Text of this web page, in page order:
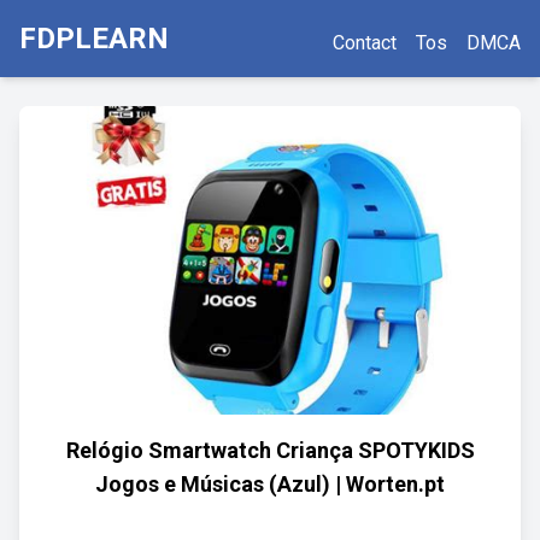
FDPLEARN Contact Tos DMCA
Relógio Smartwatch Criança SPOTYKIDS
Jogos e Músicas (Azul) | Worten.pt